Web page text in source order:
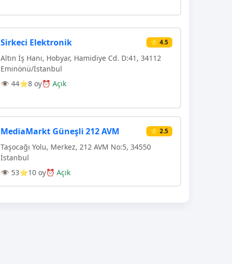
Sirkeci Elektronik ⭐ 4.5
Altın İş Hanı, Hobyar, Hamidiye Cd. D:41, 34112
Eminönü/İstanbul
👁 44⭐8 oy⏰ Açık
MediaMarkt Güneşli 212 AVM ⭐ 2.5
Taşocağı Yolu, Merkez, 212 AVM No:5, 34550
İstanbul
👁 53⭐10 oy⏰ Açık